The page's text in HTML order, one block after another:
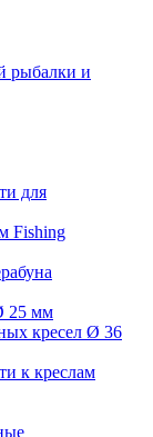
рыбалки и
для
Fishing
25 мм
кресел Ø 36
к креслам